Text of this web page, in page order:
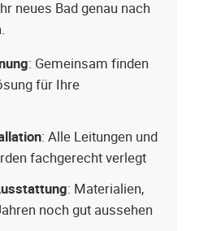
neues Bad genau nach
: Gemeinsam finden
für Ihre
: Alle Leitungen und
fachgerecht verlegt
: Materialien,
noch gut aussehen